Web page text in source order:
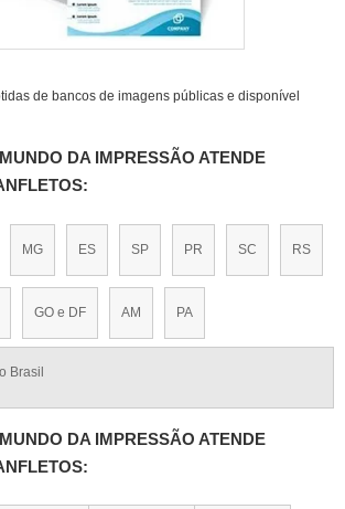
de bancos de imagens públicas e disponível
DA IMPRESSÃO ATENDE
MG ES SP PR SC RS
GO e DF AM PA
Brasil
DA IMPRESSÃO ATENDE